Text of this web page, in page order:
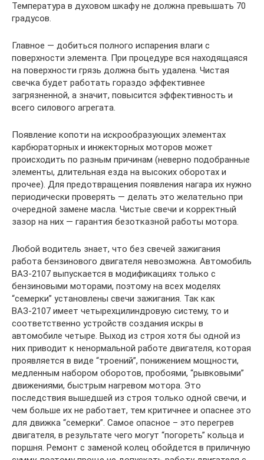
Температура в духовом шкафу не должна превышать 70
градусов.
Главное — добиться полного испарения влаги с
поверхности элемента. При процедуре вся находящаяся
на поверхности грязь должна быть удалена. Чистая
свечка будет работать гораздо эффективнее
загрязненной, а значит, повысится эффективность и
всего силового агрегата.
Появление копоти на искрообразующих элементах
карбюраторных и инжекторных моторов может
происходить по разным причинам (неверно подобранные
элементы, длительная езда на высоких оборотах и
прочее). Для предотвращения появления нагара их нужно
периодически проверять — делать это желательно при
очередной замене масла. Чистые свечи и корректный
зазор на них — гарантия безотказной работы мотора.
Любой водитель знает, что без свечей зажигания
работа бензинового двигателя невозможна. Автомобиль
ВАЗ-2107 выпускается в модификациях только с
бензиновыми моторами, поэтому на всех моделях
“семерки” установлены свечи зажигания. Так как
ВАЗ-2107 имеет четырехцилиндровую систему, то и
соответственно устройств создания искры в
автомобиле четыре. Выход из строя хотя бы одной из
них приводит к ненормальной работе двигателя, которая
проявляется в виде “троений”, понижением мощности,
медленным набором оборотов, пробоями, “рывковыми”
движениями, быстрым нагревом мотора. Это
последствия вышедшей из строя только одной свечи, и
чем больше их не работает, тем критичнее и опаснее это
для движка “семерки”. Самое опасное – это перегрев
двигателя, в результате чего могут “погореть” кольца и
поршня. Ремонт с заменой колец обойдется в приличную